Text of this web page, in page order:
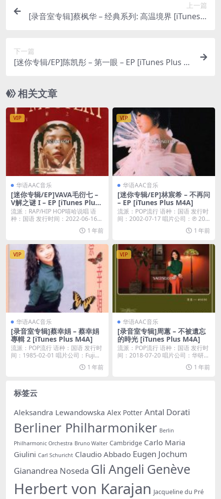
上一篇
[录音室专辑]蔡枫华 – 经典系列: 高温境界 [iTunes P
下一篇
[迷你专辑/EP]陈凯彤 – 第一眼 – EP [iTunes Plus M
相关文章
VIP
华语AAC音乐
[迷你专辑/EP]VAVA毛衍七 –
V解之谜 I – EP [iTunes Plus
AAC M4A]
流派：RAP/HIP HOP嘻哈说唱 语
种：国语 发行时间：2022-06-16...
1 年前
VIP
华语AAC音乐
[迷你专辑/EP]林宸希 – 不再问
– EP [iTunes Plus M4A]
流派：POP流行 语种：国语 发行时
间：2002-07-17 唱片公司：℗ 20...
1 年前
VIP
华语AAC音乐
[录音室专辑]蔡幸娟 – 蔡幸娟
專輯 2 [iTunes Plus M4A]
流派：POP流行 语种：国语 发行时
间：1985-02-01 唱片公司：Fuji...
1 年前
VIP
华语AAC音乐
[录音室专辑]周蕙 – 不被遺忘
的時光 [iTunes Plus M4A]
流派：POP流行 语种：国语 发行时
间：2018-07-20 唱片公司：华研国
1 年前
标签云
Aleksandra Lewandowska Alex Potter Antal Dorati
Berliner Philharmoniker Berlin
Philharmonic Orchestra Bruno Walter Cambridge Carlo Maria
Giulini Carl Schuricht Claudio Abbado Eugen Jochum
Gianandrea Noseda Gli Angeli Genève
Herbert von Karajan Jacqueline du Pré